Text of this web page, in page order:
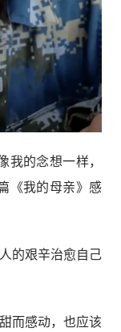
的念想一样，
《我的母亲》感
的艰辛治愈自己
而感动，也应该